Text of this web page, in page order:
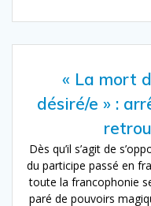
« La mort
désiré/e » :
Dès qu’il s’agit de
du participe passé en
toute la francophonie
paré de pouvoirs